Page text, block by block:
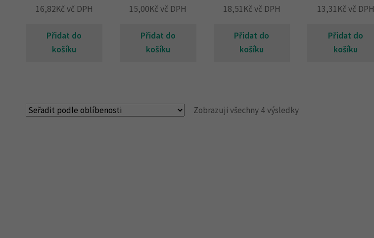
16,82Kč vč DPH
Přidat do
košíku
15,00Kč vč DPH
Přidat do
košíku
18,51Kč vč DPH
Přidat do
košíku
13,31Kč vč DPH
Přidat do
košíku
Zobrazuji všechny 4 výsledky